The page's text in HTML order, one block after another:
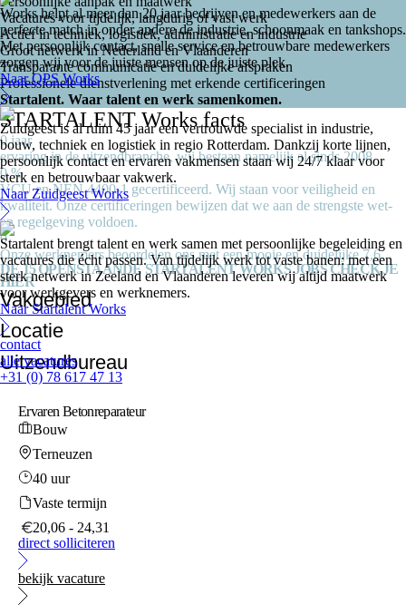
Works helpt al meer dan 20 jaar bedrijven en medewerkers aan de
perfecte match in onder andere de industrie, schoonmaak en tankshops.
Met persoonlijk contact, snelle service en betrouwbare medewerkers
zorgen wij voor de juiste mensen op de juiste plek.
Naar QPS Works
Zuidgeest is al ruim 45 jaar een vertrouwde specialist in industrie,
bouw, techniek en logistiek in regio Rotterdam. Dankzij korte lijnen,
persoonlijk contact en ervaren vakmensen staan wij 24/7 klaar voor
sterk en betrouwbaar vakwerk.
Naar Zuidgeest Works
Startalent brengt talent en werk samen met persoonlijke begeleiding en
vacatures die écht passen. Van tijdelijk werk tot vaste banen: met een
sterk netwerk in Zeeland en Vlaanderen leveren wij altijd maatwerk
voor werkgevers en werknemers.
Naar Startalent Works
contact
alle vacatures
+31 (0) 78 617 47 13
Vacatures voor tijdelijk, langdurig of vast werk
Actief in techniek, logistiek, administratie en industrie
Groot netwerk in Nederland en Vlaanderen
Transparante communicatie en duidelijke afspraken
Professionele dienstverlening met erkende certificeringen
Startalent. Waar talent en werk samenkomen.
STARTALENT Works facts
0 jaar
ervaring in de uitzendbranche, wij bestaan namelijk al sinds 2008.
0 %
VCU en NEN 4400-1 gecertificeerd. Wij staan voor veiligheid en
kwaliteit. Onze certificeringen bewijzen dat we aan de strengste wet-
en regelgeving voldoen.
0
Onze werknemers beoordelen ons met een mooie en duidelijke 7,6.
DE 15 OPENSTAANDE STARTALENT WORKS JOBS CHECK JE
HIER
Vakgebied
(petrochemische-) industrie
Bouw(4)
Schoonmaak(1)
Techniek(5)
Locatie
Zeeland
Zuid-Holland(1)
Uitzendbureau
Startalent Works(15)
Ervaren Betonreparateur
Bouw
Terneuzen
40 uur
Vaste termijn
20,06 - 24,31
direct solliciteren
bekijk vacature